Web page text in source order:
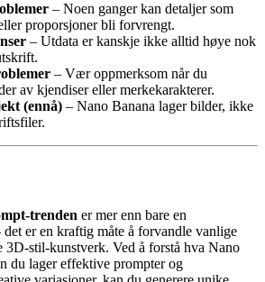
– Noen ganger kan detaljer som
proporsjoner bli forvrengt.
– Utdata er kanskje ikke alltid høye nok
– Vær oppmerksom når du
av kjendiser eller merkekarakterer.
(ennå) – Nano Banana lager bilder, ikke
trenden er mer enn bare en
det er en kraftig måte å forvandle vanlige
stil-kunstverk. Ved å forstå hva Nano
du lager effektive prompter og